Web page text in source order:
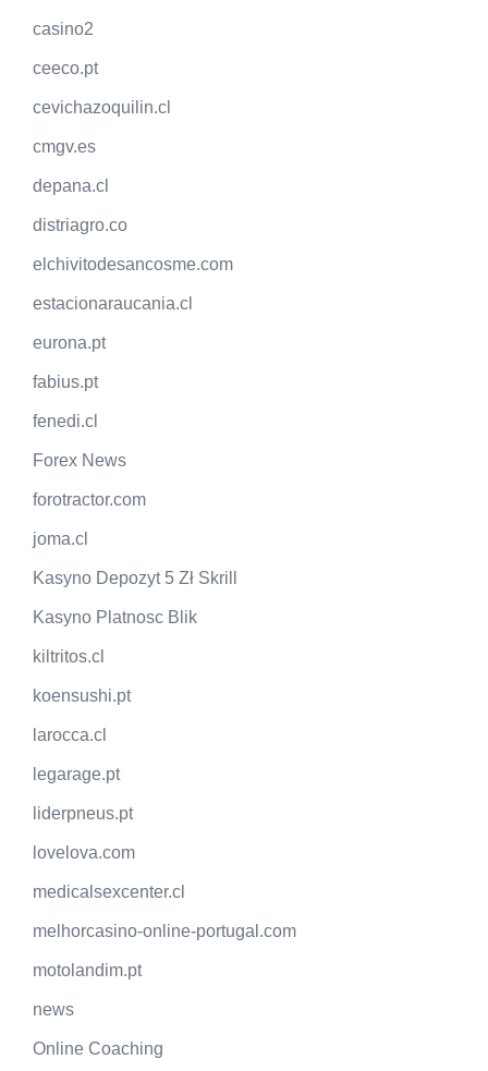
casino2
ceeco.pt
cevichazoquilin.cl
cmgv.es
depana.cl
distriagro.co
elchivitodesancosme.com
estacionaraucania.cl
eurona.pt
fabius.pt
fenedi.cl
Forex News
forotractor.com
joma.cl
Kasyno Depozyt 5 Zł Skrill
Kasyno Platnosc Blik
kiltritos.cl
koensushi.pt
larocca.cl
legarage.pt
liderpneus.pt
lovelova.com
medicalsexcenter.cl
melhorcasino-online-portugal.com
motolandim.pt
news
Online Coaching